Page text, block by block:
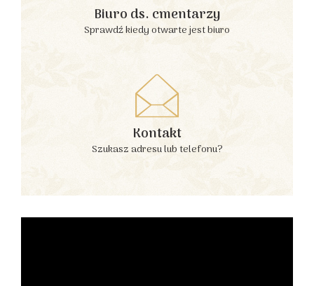
Biuro ds. cmentarzy
Sprawdź kiedy otwarte jest biuro
Kontakt
Szukasz adresu lub telefonu?